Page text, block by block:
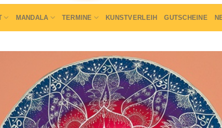
MANDALA TERMINE KUNSTVERLEIH GUTSCHEINE